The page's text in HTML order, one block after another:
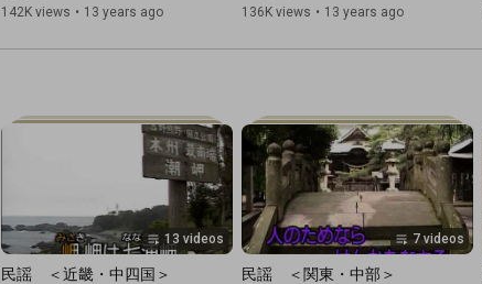
142K views • 13 years ago 136K views • 13 years ago
13 videos
民謡　＜近畿・中四国＞
7 videos
民謡　＜関東・中部＞